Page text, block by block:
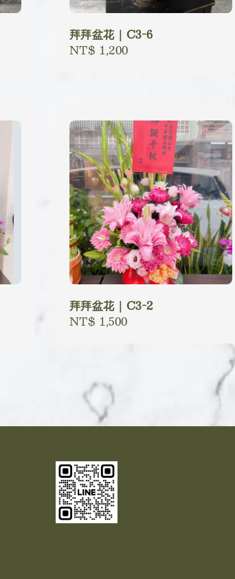
拜拜盆花｜C3-6
Regular
NT$ 1,200
拜拜盆花｜C3-2
Regular
NT$ 1,500